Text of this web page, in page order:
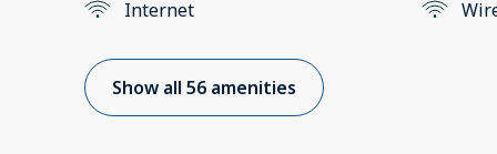
Internet
Show all 56 amenities